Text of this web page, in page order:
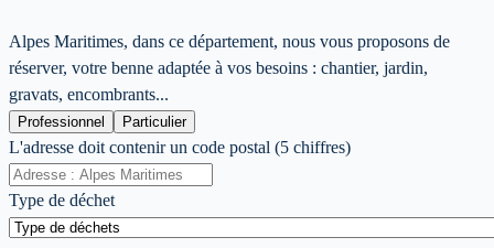
Alpes Maritimes, dans ce département, nous vous proposons de
réserver, votre benne adaptée à vos besoins : chantier, jardin,
gravats, encombrants...
Professionnel Particulier
L'adresse doit contenir un code postal (5 chiffres)
Type de déchet